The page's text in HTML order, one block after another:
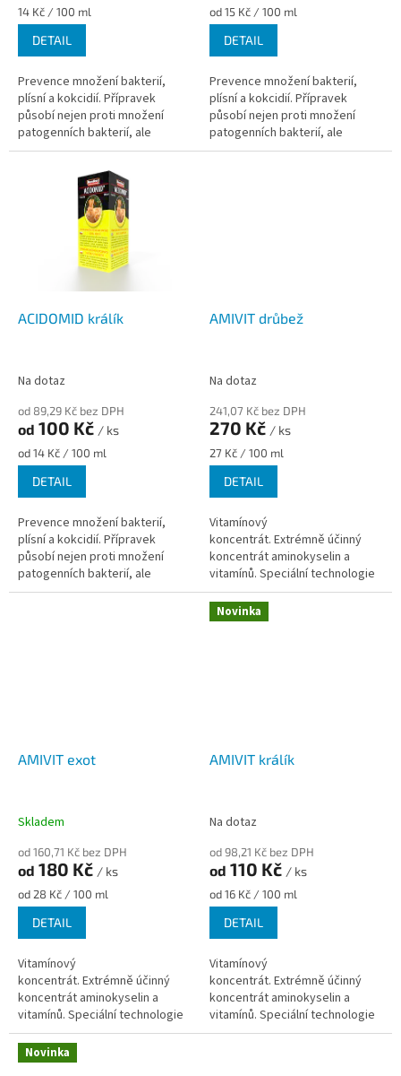
Měrná
cena:
14 Kč / 100 ml
DETAIL
Prevence množení bakterií,
plísní a kokcidií. Přípravek
působí nejen proti množení
patogenních bakterií, ale
také proti různým
nitrobuněčným parazitům, jako
Měrná
cena:
od 15 Kč / 100 ml
DETAIL
Prevence množení bakterií,
plísní a kokcidií. Přípravek
působí nejen proti množení
patogenních bakterií, ale
také proti různým
ACIDOMID králík
Na dotaz
od 89,29 Kč bez DPH
od 100 Kč / ks
Měrná
cena:
od 14 Kč / 100 ml
DETAIL
Prevence množení bakterií,
plísní a kokcidií. Přípravek
působí nejen proti množení
patogenních bakterií, ale
také proti různým
AMIVIT drůbež
Na dotaz
241,07 Kč bez DPH
270 Kč / ks
Měrná
cena:
27 Kč / 100 ml
DETAIL
Vitamínový
koncentrát. Extrémně účinný
koncentrát aminokyselin a
vitamínů. Speciální technologie
výroby snižuje degradaci
vitamínů v žaludku a zažívacím
traktu....
AMIVIT exot
Skladem
od 160,71 Kč bez DPH
od 180 Kč / ks
Měrná
cena:
od 28 Kč / 100 ml
DETAIL
Vitamínový
koncentrát. Extrémně účinný
koncentrát aminokyselin a
vitamínů. Speciální technologie
výroby snižuje degradaci
vitamínů v žaludku a zažívacím
traktu. Nedochází také k...
Novinka
AMIVIT králík
Na dotaz
od 98,21 Kč bez DPH
od 110 Kč / ks
Měrná
cena:
od 16 Kč / 100 ml
DETAIL
Vitamínový
koncentrát. Extrémně účinný
koncentrát aminokyselin a
vitamínů. Speciální technologie
výroby snižuje degradaci
Novinka